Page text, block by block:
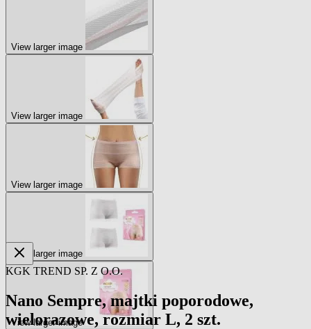
View larger image
View larger image
View larger image
View larger image
View larger image
KGK TREND SP. Z O.O.
Nano Sempre, majtki poporodowe,
wielorazowe, rozmiar L, 2 szt.